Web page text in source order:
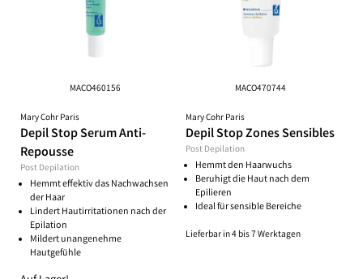
MACO460156
Mary Cohr Paris
Depil Stop Serum Anti-
Repousse
Post Depilation
Hemmt effektiv das Nachwachsen
der Haar
Lindert Hautirritationen nach der
Epilation
Mildert unangenehme
Hautgefühle
MACO470744
Mary Cohr Paris
Depil Stop Zones Sensibles
Post Depilation
Hemmt den Haarwuchs
Beruhigt die Haut nach dem
Epilieren
Ideal für sensible Bereiche
Lieferbar in 4 bis 7 Werktagen